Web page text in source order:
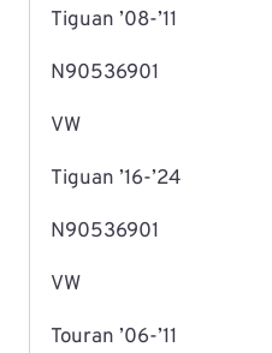
Tiguan ’08-’11
N90536901
VW
Tiguan ’16-’24
N90536901
VW
Touran ’06-’11